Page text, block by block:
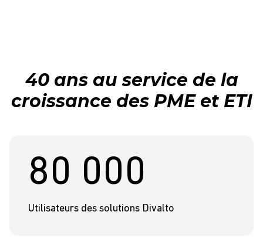
40 ans au service de la
croissance des PME et ETI
80 000
Utilisateurs des solutions Divalto